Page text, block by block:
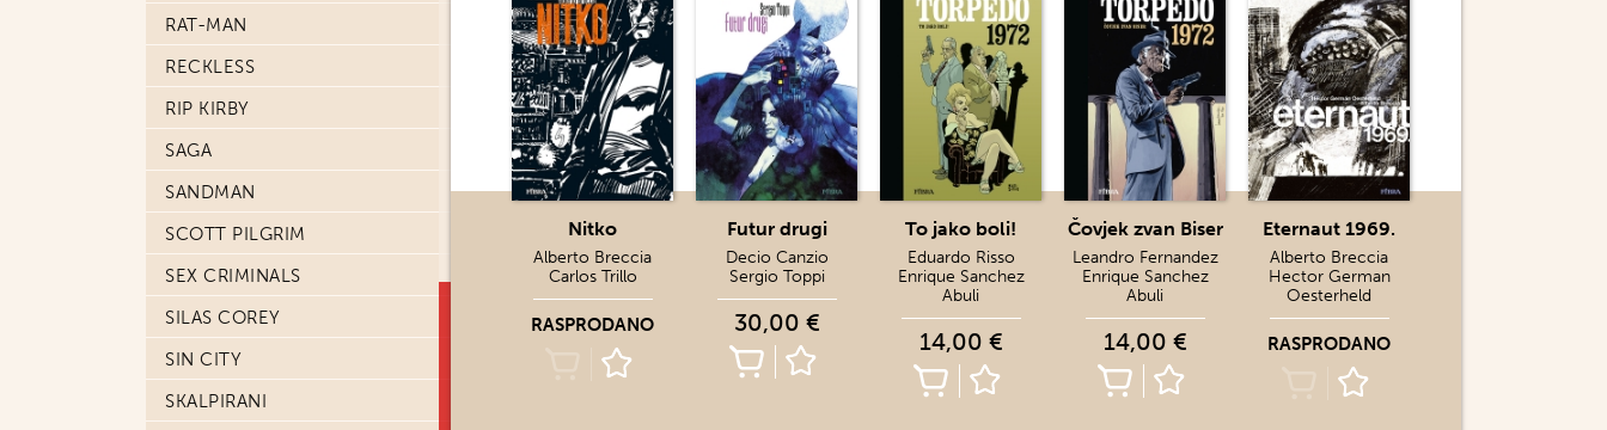
RAT-MAN
RECKLESS
RIP KIRBY
SAGA
SANDMAN
SCOTT PILGRIM
SEX CRIMINALS
SILAS COREY
SIN CITY
SKALPIRANI
Nitko
Alberto Breccia
Carlos Trillo
RASPRODANO
Futur drugi
Decio Canzio
Sergio Toppi
30,00 €
To jako boli!
Eduardo Risso
Enrique Sanchez
Abuli
14,00 €
Čovjek zvan Biser
Leandro Fernandez
Enrique Sanchez
Abuli
14,00 €
Eternaut 1969.
Alberto Breccia
Hector German
Oesterheld
RASPRODANO